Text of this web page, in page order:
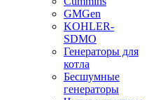
GMGen
KOHLER-
SDMO
Генераторы для
котла
Бесшумные
генераторы